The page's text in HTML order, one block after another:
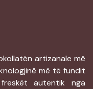
artizanale më
më të fundit
autentik nga